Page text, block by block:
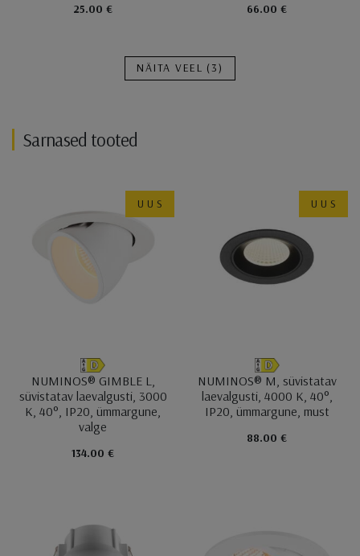
25.00 € 66.00 €
NÄITA VEEL (3)
Sarnased tooted
UUS
NUMINOS® GIMBLE L,
süvistatav laevalgusti, 3000
K, 40°, IP20, ümmargune,
valge
134.00 €
UUS
NUMINOS® M, süvistatav
laevalgusti, 4000 K, 40°,
IP20, ümmargune, must
88.00 €